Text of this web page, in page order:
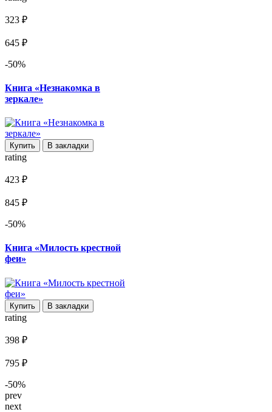
323 ₽
645 ₽
-50%
Книга «Незнакомка в
зеркале»
Купить В закладки
rating
423 ₽
845 ₽
-50%
Книга «Милость крестной
феи»
Купить В закладки
rating
398 ₽
795 ₽
-50%
prev
next